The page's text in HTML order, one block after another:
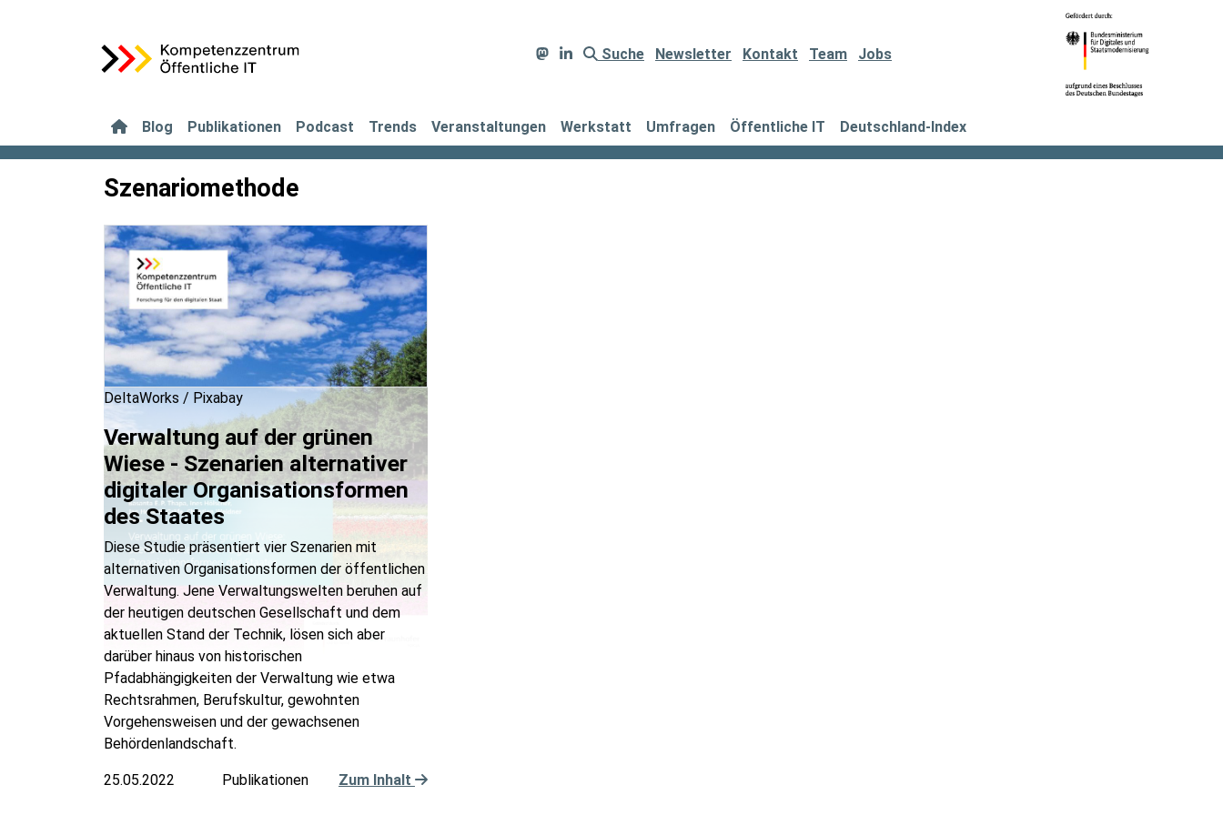
Suche Newsletter Kontakt Team Jobs
Blog Publikationen Podcast Trends Veranstaltungen Werkstatt Umfragen Öffentliche IT Deutschland-Index
Szenariomethode
DeltaWorks / Pixabay
Verwaltung auf der grünen
Wiese - Szenarien alternativer
digitaler Organisationsformen
des Staates
Diese Studie präsentiert vier Szenarien mit
alternativen Organisationsformen der öffentlichen
Verwaltung. Jene Verwaltungswelten beruhen auf
der heutigen deutschen Gesellschaft und dem
aktuellen Stand der Technik, lösen sich aber
darüber hinaus von historischen
Pfadabhängigkeiten der Verwaltung wie etwa
Rechtsrahmen, Berufskultur, gewohnten
Vorgehensweisen und der gewachsenen
Behördenlandschaft.
25.05.2022 Publikationen Zum Inhalt